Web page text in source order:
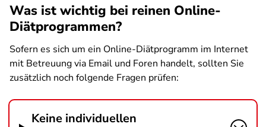
Was ist wichtig bei reinen Online-
Diätprogrammen?
Sofern es sich um ein Online-Diätprogramm im Internet
mit Betreuung via Email und Foren handelt, sollten Sie
zusätzlich noch folgende Fragen prüfen:
Keine individuellen